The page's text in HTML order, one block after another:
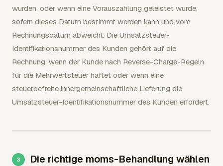
wurden, oder wenn eine Vorauszahlung geleistet wurde,
sofern dieses Datum bestimmt werden kann und vom
Rechnungsdatum abweicht. Die Umsatzsteuer-
Identifikationsnummer des Kunden gehört auf die
Rechnung, wenn der Kunde nach Reverse-Charge-Regeln
für die Mehrwertsteuer haftet oder wenn eine
steuerbefreite innergemeinschaftliche Lieferung die
Umsatzsteuer-Identifikationsnummer des Kunden erfordert.
Die richtige moms-Behandlung wählen